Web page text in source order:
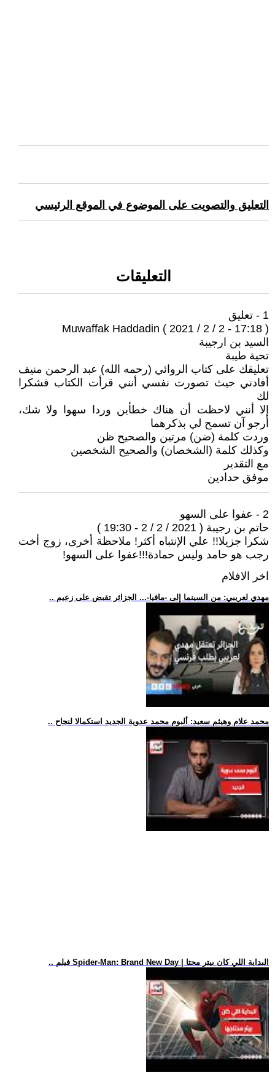
التعليق والتصويت على الموضوع في الموقع الرئيسي
التعليقات
1 - تعليق
Muwaffak Haddadin ( 2021 / 2 / 2 - 17:18 )
السيد بن ارجيبة
تحية طيبة
تعليقك على كتاب الروائي (رحمه الله) عبد الرحمن منيف
أفادني حيث تصورت نفسي أنني قرأت الكتاب فشكرا
لك
إلا أنني لاحظت أن هناك خطأين وردا سهوا ولا شك،
أرجو آن تسمح لي بذكرهما
وردت كلمة (ضن) مرتين والصحيح ظن
وكذلك كلمة (الشخصان) والصحيح الشخصين
مع التقدير
موفق حدادين
2 - عفوا على السهو
حاتم بن رجيبة ( 2021 / 2 / 2 - 19:30 )
شكرا جزيلا!! علي الإنتباه أكثر! ملاحظة أخرى، زوج أخت
رجب هو حامد وليس حمادة!!!عفوا على السهو!
اخر الافلام
.. مهدي لعريبي: من السينما إلى -مافيا-... الجزائر تقبض على زعيم
.. محمد علام وهيثم سعيد: ألبوم محمد عدوية الجديد استكمالا لنجاح
.. فيلم Spider-Man: Brand New Day | البداية اللي كان بيتر محتا